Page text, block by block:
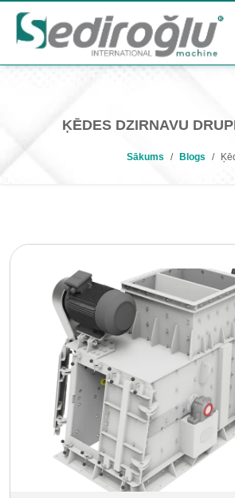
ĶĒDES DZIRNAVU
Sākums Blogs